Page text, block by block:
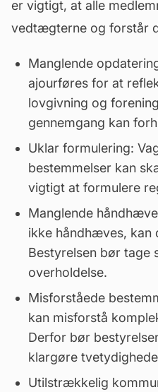
er vigtigt, at alle
vedtægterne og forstår
Manglende
ajourføres for at
lovgivning og
gennemgang kan
Uklar formulering:
bestemmelser kan
vigtigt at formulere
Manglende
ikke håndhæves, kan
Bestyrelsen bør tage
overholdelse.
Misforståede
kan misforstå
Derfor bør
klargøre
Utilstrækkelig